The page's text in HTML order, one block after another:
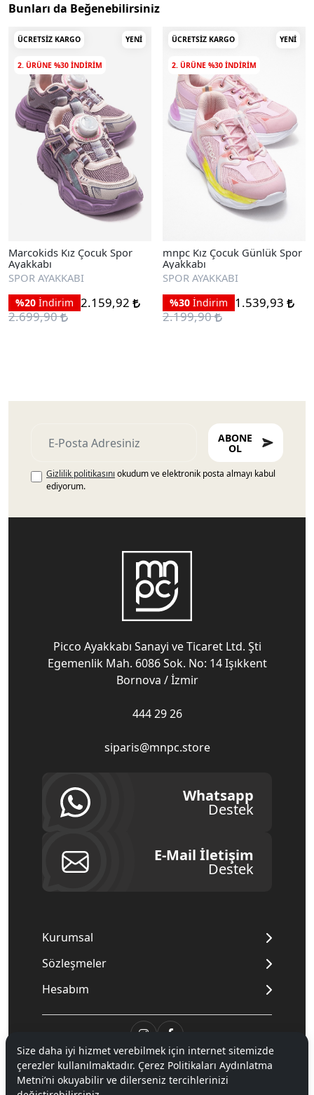
Bunları da Beğenebilirsiniz
ÜCRETSIZ KARGO YENI
2. ÜRÜNE %30 INDIRIM
Marcokids Kız Çocuk Spor
Ayakkabı
SPOR AYAKKABI
%20 İndirim 2.159,92
2.699,90
ÜCRETSIZ KARGO YENI
2. ÜRÜNE %30 INDIRIM
mnpc Kız Çocuk Günlük Spor
Ayakkabı
SPOR AYAKKABI
%30 İndirim
1.539,93
2.199,90
ABONE
OL
Gizlilik politikasını okudum ve elektronik posta almayı kabul
ediyorum.
Picco Ayakkabı Sanayi ve Ticaret Ltd. Şti
Egemenlik Mah. 6086 Sok. No: 14 Işıkkent
Bornova / İzmir
444 29 26
siparis@mnpc.store
Whatsapp
Destek
E-Mail İletişim
Destek
Kurumsal
Sözleşmeler
Hesabım
© 2020Mnpc. Tüm hakları saklıdır.
Size daha iyi hizmet verebilmek için internet sitemizde
çerezler kullanılmaktadır. Çerez Politikaları Aydınlatma
Metni’ni okuyabilir ve dilerseniz tercihlerinizi